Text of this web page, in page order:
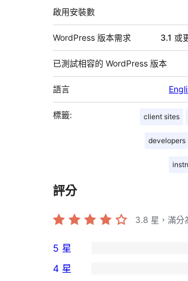
料
啟用安裝數
WordPress 版本需求 3.1 或
已測試相容的 WordPress 版本
語言
標籤: client sites
developers
評分
3.8 星，滿分
4
個
5 星
4 星